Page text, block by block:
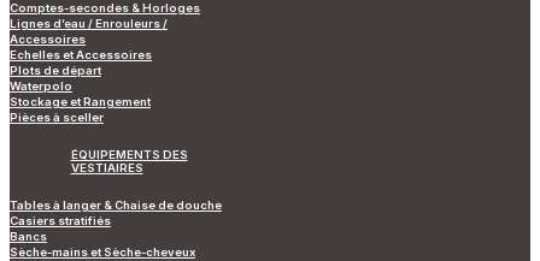
Comptes-secondes & Horloges
Lignes d’eau / Enrouleurs /
Accessoires
Echelles et Accessoires
Plots de départ
Waterpolo
Stockage et Rangement
Pièces à sceller
ÉQUIPEMENTS DES
VESTIAIRES
Tables à langer & Chaise de douche
Casiers stratifiés
Bancs
Sèche-mains et Sèche-cheveux